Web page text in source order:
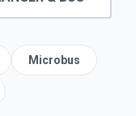
Microbus